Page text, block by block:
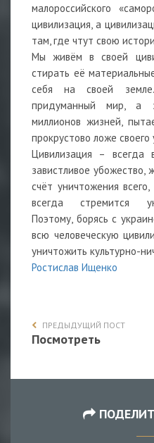
малороссийского
цивилизация, а
там, где чтут свою
Мы живём в своей
стирать её
себя на своей
придуманный мир, а
миллионов жизней,
прокрустово ложе своего
Цивилизация – всегда
завистливое
счёт уничтожения
всегда стремится
Поэтому, борясь с
всю человеческую
уничтожить культурно-
Ростислав Ищенко
ПРЕДЫДУЩИЙ ПОСТ
Посмотреть